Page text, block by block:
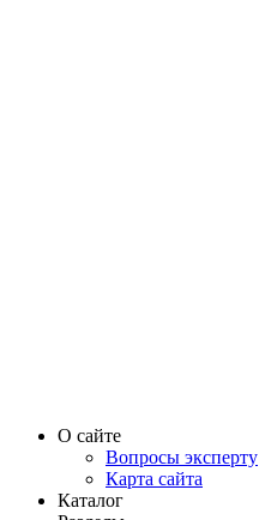
О сайте
Вопросы эксперту
Карта сайта
Каталог